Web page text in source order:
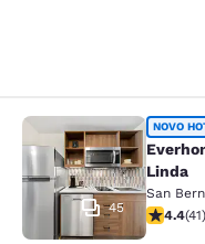
Everhome
45
NOVO
Linda
San
4.4(41)